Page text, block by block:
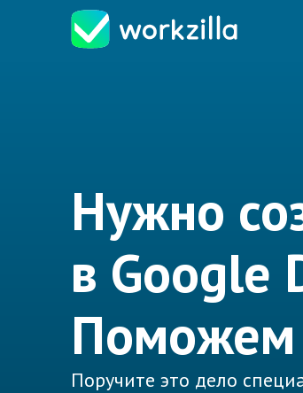
Нужно
в Google
Поможем
Поручите это дело